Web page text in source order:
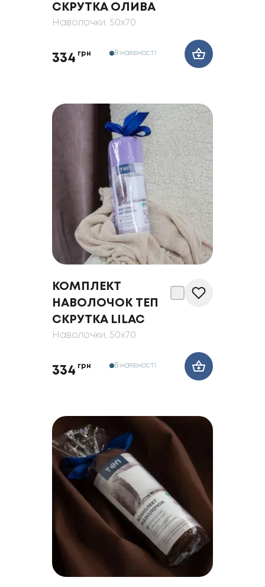
СКРУТКА ОЛИВА
Наволочки, 50x70
334 грн В наявності
КОМПЛЕКТ
НАВОЛОЧОК ТЕП
СКРУТКА LILAC
Наволочки, 50x70
334 грн В наявності